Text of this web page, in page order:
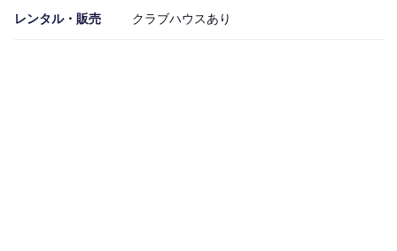
レンタル・販売 クラブハウスあり